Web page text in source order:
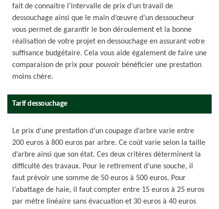
fait de connaitre l’intervalle de prix d’un travail de
dessouchage ainsi que le main d’œuvre d’un dessoucheur
vous permet de garantir le bon déroulement et la bonne
réalisation de votre projet en dessouchage en assurant votre
suffisance budgétaire. Cela vous aide également de faire une
comparaison de prix pour pouvoir bénéficier une prestation
moins chère.
Tarif dessouchage
Le prix d’une prestation d’un coupage d’arbre varie entre
200 euros à 800 euros par arbre. Ce coût varie selon la taille
d’arbre ainsi que son état. Ces deux critères déterminent la
difficulté des travaux. Pour le retirement d’une souche, il
faut prévoir une somme de 50 euros à 500 euros. Pour
l’abattage de haie, il faut compter entre 15 euros à 25 euros
par mètre linéaire sans évacuation et 30 euros à 40 euros